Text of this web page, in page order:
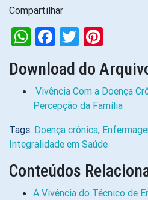
Compartilhar
WhatsApp
Facebook
Twitter
Download do
Vivência Com a Doença
Percepção da Família
Tags: Doença crônica,
Integralidade em Saúde
Conteúdos
A Vivência do Técnico de